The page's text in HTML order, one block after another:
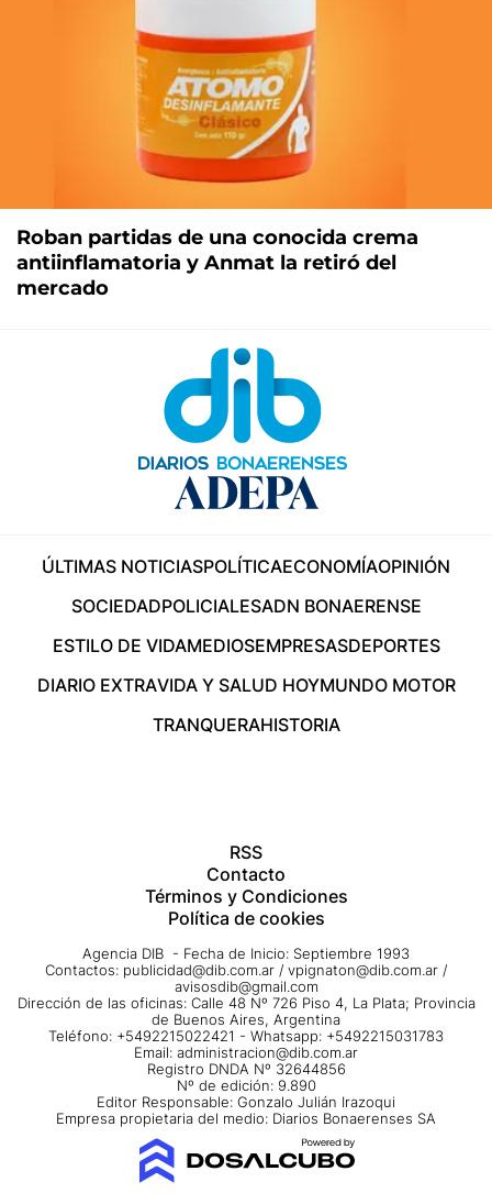
Roban partidas de una conocida crema
antiinflamatoria y Anmat la retiró del
mercado
ÚLTIMAS NOTICIASPOLÍTICAECONOMÍAOPINIÓN
SOCIEDADPOLICIALESADN BONAERENSE
ESTILO DE VIDAMEDIOSEMPRESASDEPORTES
DIARIO EXTRAVIDA Y SALUD HOYMUNDO MOTOR
TRANQUERAHISTORIA
RSS
Contacto
Términos y Condiciones
Política de cookies
Agencia DIB - Fecha de Inicio: Septiembre 1993
Contactos: publicidad@dib.com.ar / vpignaton@dib.com.ar /
avisosdib@gmail.com
Dirección de las oficinas: Calle 48 Nº 726 Piso 4, La Plata; Provincia
de Buenos Aires, Argentina
Teléfono: +5492215022421 - Whatsapp: +5492215031783
Email: administracion@dib.com.ar
Registro DNDA Nº 32644856
Nº de edición: 9.890
Editor Responsable: Gonzalo Julián Irazoqui
Empresa propietaria del medio: Diarios Bonaerenses SA